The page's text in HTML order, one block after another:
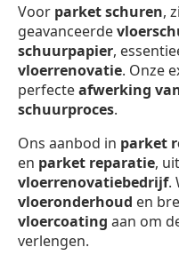
Voor parket schuren,
geavanceerde
schuurpapier,
vloerrenovatie. Onze
perfecteafwerking
schuurproces.
Ons aanbod in parket
en parket reparatie,
vloerrenovatiebedrijf.
vloeronderhoud en
vloercoating aan om
verlengen.